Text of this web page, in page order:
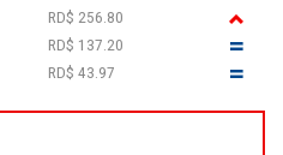
RD$ 256.80
RD$ 137.20
RD$ 43.97